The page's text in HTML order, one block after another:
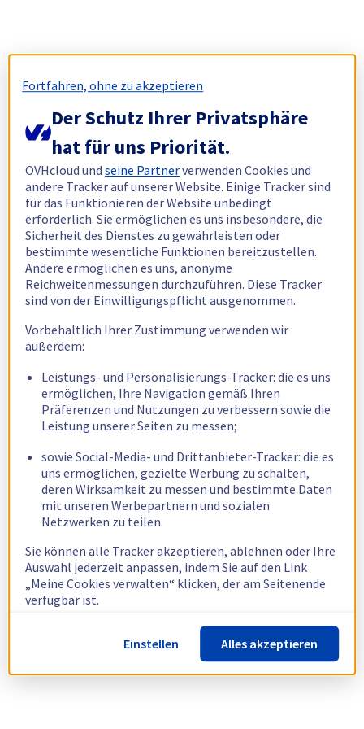
Fortfahren, ohne zu akzeptieren
Der Schutz Ihrer Privatsphäre
hat für uns Priorität.
OVHcloud undseine Partnerverwenden Cookies und
andere Tracker auf unserer Website. Einige Tracker sind
für das Funktionieren der Website unbedingt
erforderlich. Sie ermöglichen es uns insbesondere, die
Sicherheit des Dienstes zu gewährleisten oder
bestimmte wesentliche Funktionen bereitzustellen.
Andere ermöglichen es uns, anonyme
Reichweitenmessungen durchzuführen. Diese Tracker
sind von der Einwilligungspflicht ausgenommen.
Vorbehaltlich Ihrer Zustimmung verwenden wir
außerdem:
Leistungs- und Personalisierungs-Tracker: die es uns
ermöglichen, Ihre Navigation gemäß Ihren
Präferenzen und Nutzungen zu verbessern sowie die
Leistung unserer Seiten zu messen;
sowie Social-Media- und Drittanbieter-Tracker: die es
uns ermöglichen, gezielte Werbung zu schalten,
deren Wirksamkeit zu messen und bestimmte Daten
mit unseren Werbepartnern und sozialen
Netzwerken zu teilen.
Sie können alle Tracker akzeptieren, ablehnen oder Ihre
Auswahl jederzeit anpassen, indem Sie auf den Link
„Meine Cookies verwalten“ klicken, der am Seitenende
verfügbar ist.
Weitere Informationen finden Sie in unsererRichtlinie
zur Verwendung von Cookies.
Einstellen Alles akzeptieren